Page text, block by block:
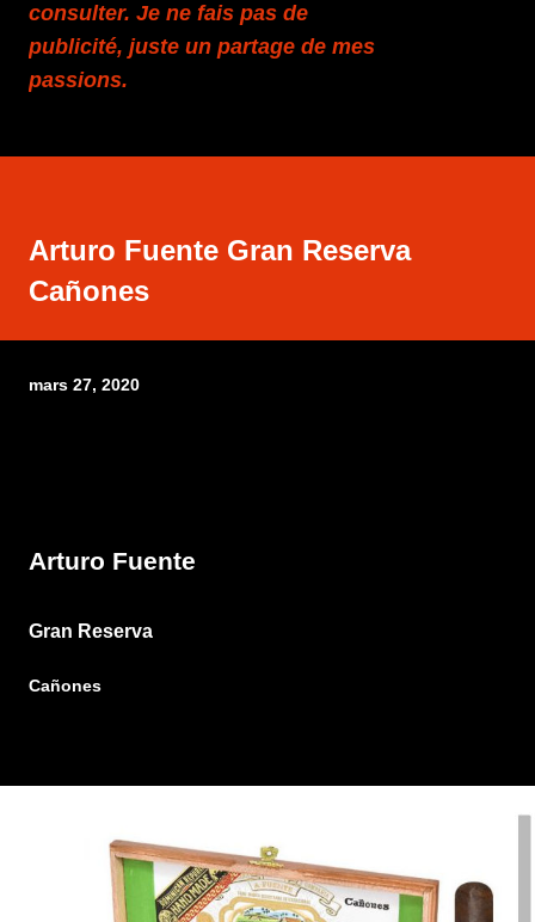
consulter. Je ne fais pas de
publicité, juste un partage de mes
passions.
Arturo Fuente Gran Reserva
Cañones
mars 27, 2020
Arturo Fuente
Gran Reserva
Cañones